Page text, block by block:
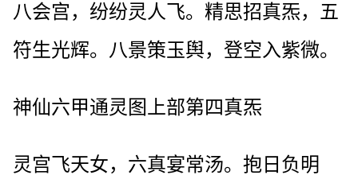
八会宫，纷纷灵人飞。精思招真炁，五
符生光辉。八景策玉舆，登空入紫微。
神仙六甲通灵图上部第四真炁
灵宫飞天女，六真宴常汤。抱日负明